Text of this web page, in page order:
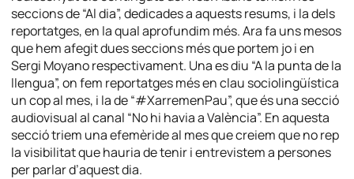
seccions de “Al dia”, dedicades a aquests resums, i la dels
reportatges, en la qual aprofundim més. Ara fa uns mesos
que hem afegit dues seccions més que portem jo i en
Sergi Moyano respectivament. Una es diu “A la punta de la
llengua”, on fem reportatges més en clau sociolingüística
un cop al mes, i la de “#XarremenPau”, que és una secció
audiovisual al canal “No hi havia a València”. En aquesta
secció triem una efemèride al mes que creiem que no rep
la visibilitat que hauria de tenir i entrevistem a persones
per parlar d’aquest dia.